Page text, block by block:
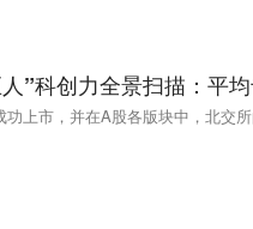
”科创力全景扫描：平
功上市，并在A股各版块中，北交